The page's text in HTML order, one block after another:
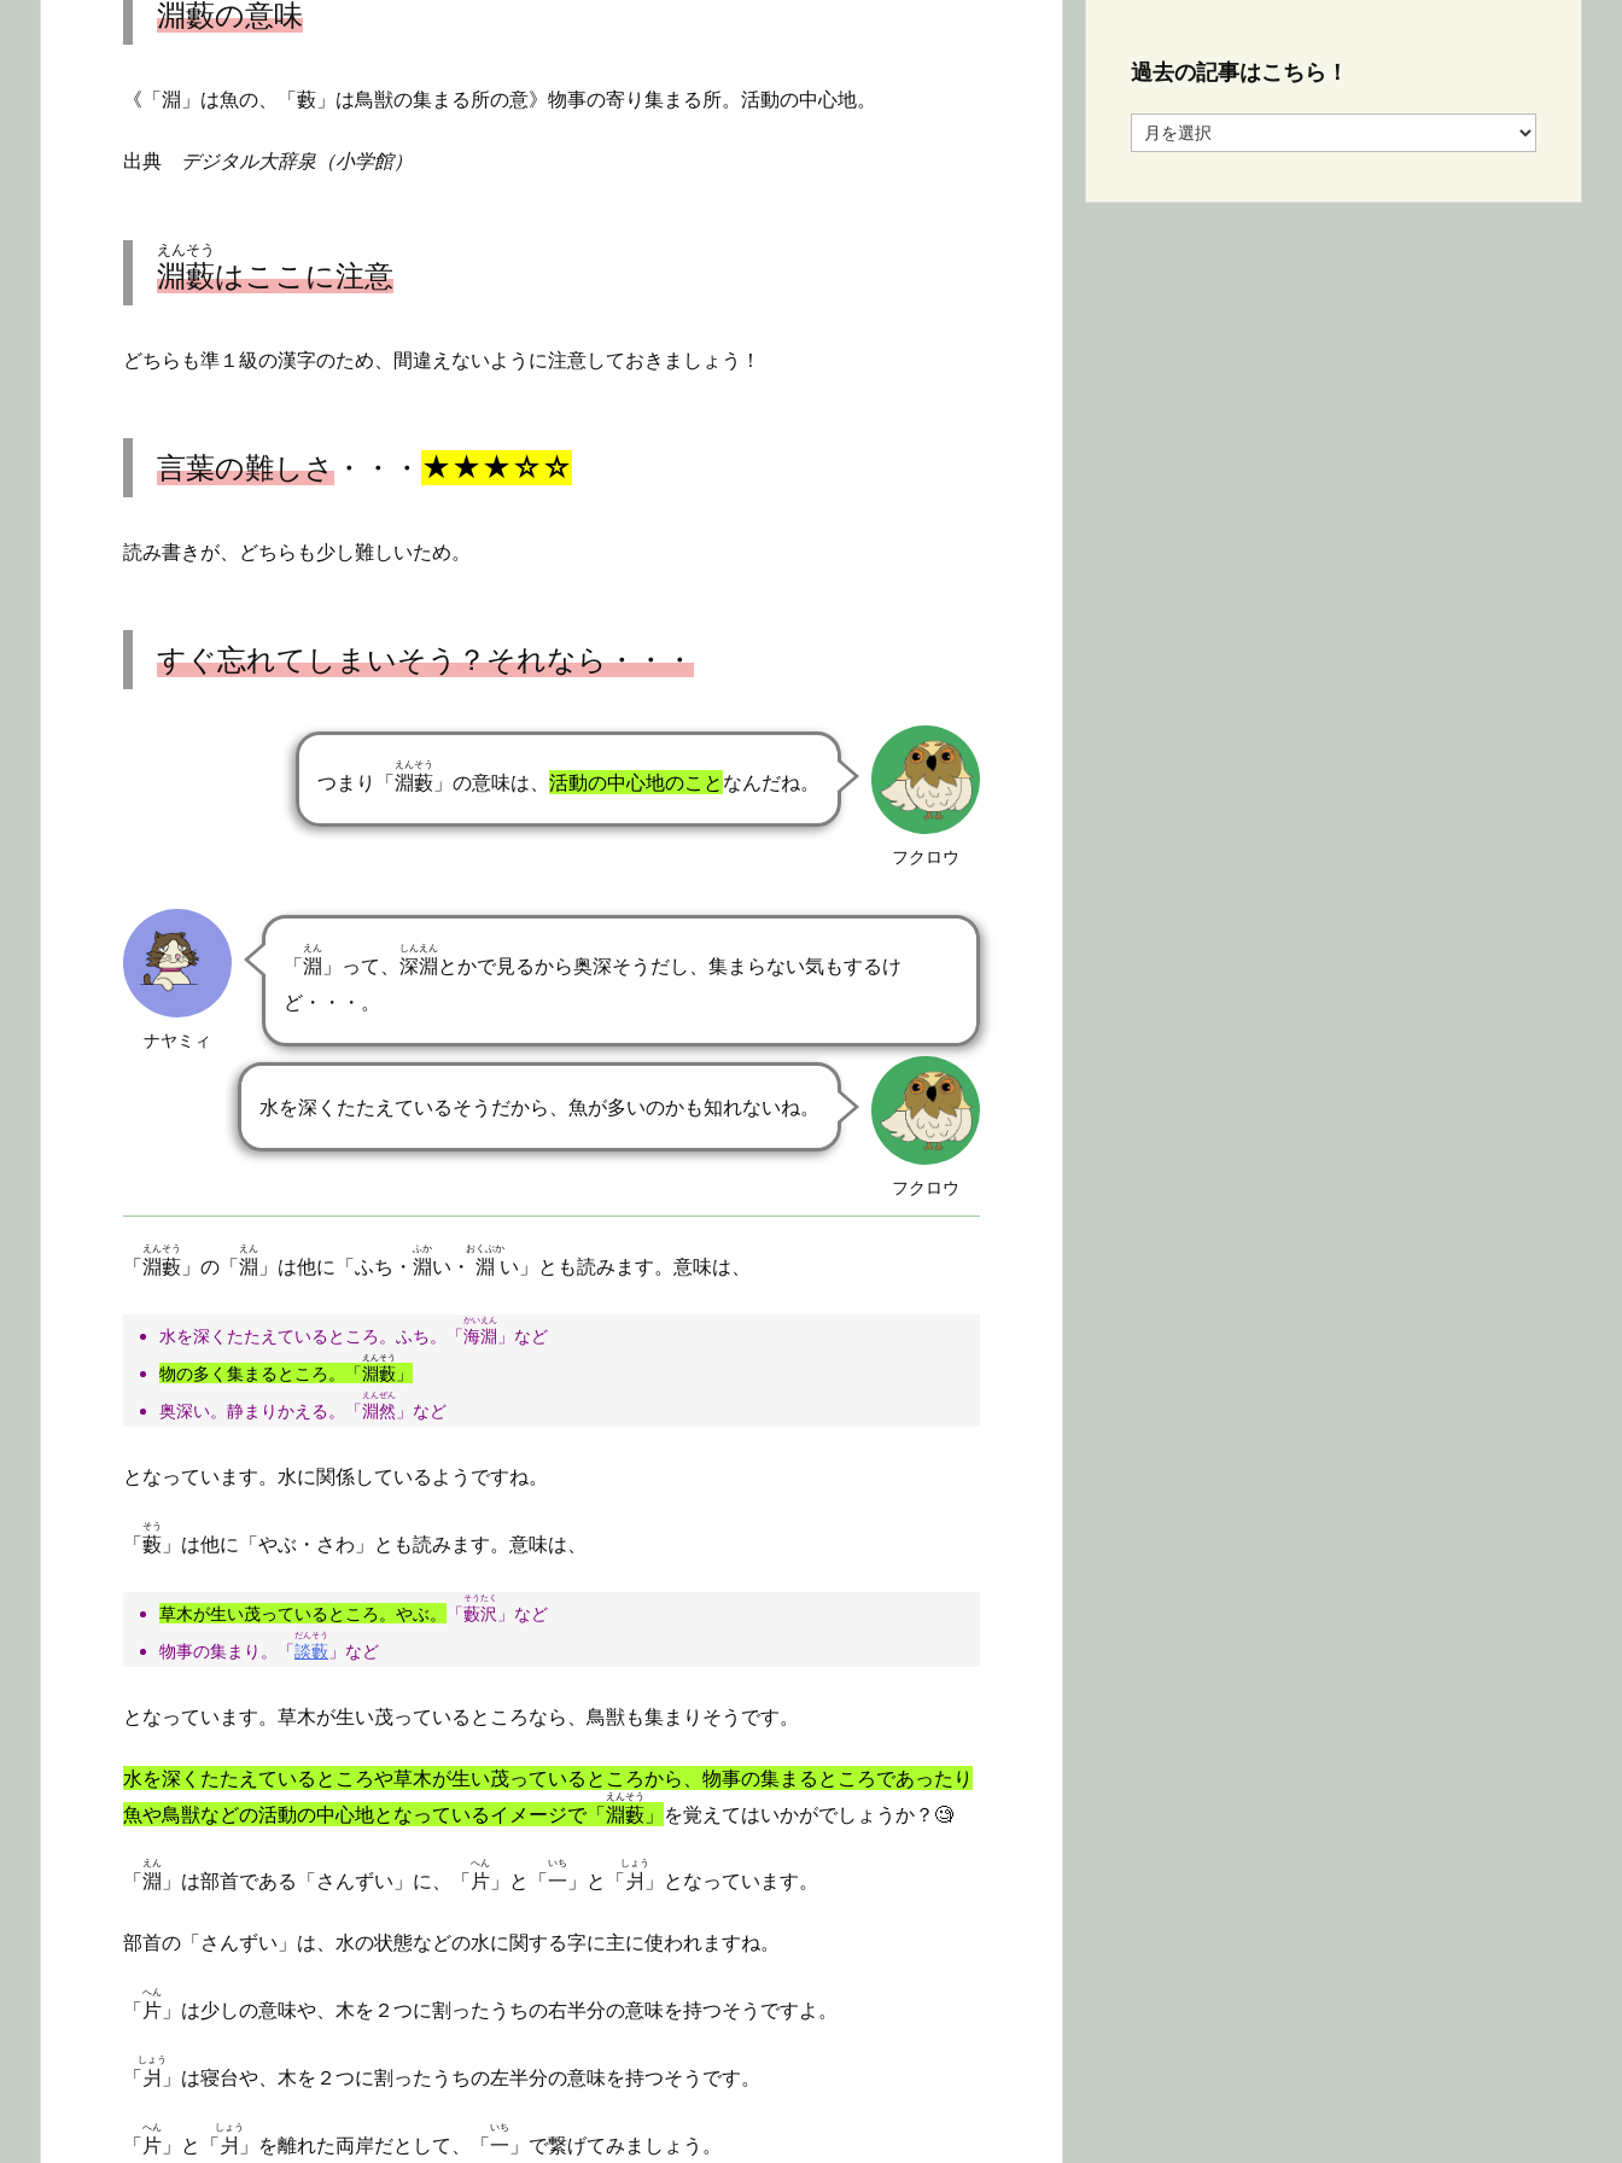
淵藪の意味
《「淵」は魚の、「藪」は鳥獣の集まる所の意》物事の寄り集まる所。活動の中心地。
出典 デジタル大辞泉（小学館）
淵藪
えんそう
はここに注意
どちらも準１級の漢字のため、間違えないように注意しておきましょう！
言葉の難しさ ・・・ ★★★☆☆
読み書きが、どちらも少し難しいため。
すぐ忘れてしまいそう？それなら・・・
フクロウ
つまり「淵藪
えんそう
」の意味は、 活動の中心地のこと なんだね。
ナヤミィ
「淵
えん
」って、 深淵
しんえん
とかで見るから奥深そうだし、集まらない気もするけ
ど・・・。
フクロウ
水を深くたたえているそうだから、魚が多いのかも知れないね。
「淵藪
えんそう
」の「淵
えん
」は他に「ふち・ 淵
ふか
い・ 淵
おくぶか
い」とも読みます。意味は、
水を深くたたえているところ。ふち。「海淵
かいえん
」など
物の多く集まるところ。「淵藪
えんそう
」
奥深い。静まりかえる。「淵然
えんぜん
」など
となっています。水に関係しているようですね。
「藪
そう
」は他に「やぶ・さわ」とも読みます。意味は、
草木が生い茂っているところ。やぶ。 「藪沢
そうたく
」など
物事の集まり。「談藪
だんそう
」など
となっています。草木が生い茂っているところなら、鳥獣も集まりそうです。
水を深くたたえているところや草木が生い茂っているところから、物事の集まるところであったり
魚や鳥獣などの活動の中心地となっているイメージで「淵藪
えんそう
」 を覚えてはいかがでしょうか？🧐
「淵
えん
」は部首である「さんずい」に、「片
へん
」と「一
いち
」と「爿
しょう
」となっています。
部首の「さんずい」は、水の状態などの水に関する字に主に使われますね。
「 片
へん
」は少しの意味や、木を２つに割ったうちの右半分の意味を持つそうですよ。
「爿
しょう
」は寝台や、木を２つに割ったうちの左半分の意味を持つそうです。
「 片
へん
」と「爿
しょう
」を離れた両岸だとして、「一
いち
」で繋げてみましょう。
過去の記事はこちら！
去